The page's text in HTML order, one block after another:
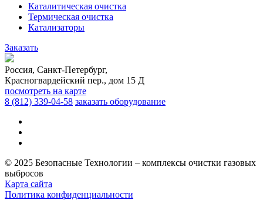
Каталитическая очистка
Термическая очистка
Катализаторы
Заказать
Россия, Санкт-Петербург,
Красногвардейский пер., дом 15 Д
посмотреть на карте
8 (812) 339-04-58 заказать оборудование
© 2025 Безопасные Технологии – комплексы очистки газовых
выбросов
Карта сайта
Политика конфиденциальности